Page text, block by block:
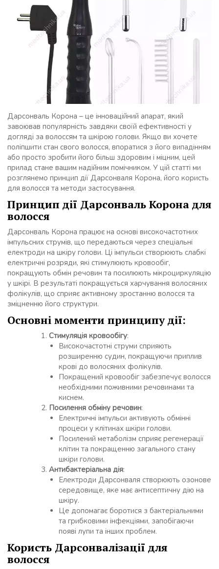
Дарсонваль Корона – це інноваційний апарат, який
завоював популярність завдяки своїй ефективності у
догляді за волоссям та шкірою голови. Якщо ви хочете
поліпшити стан свого волосся, впоратися з його випадінням
або просто зробити його більш здоровим і міцним, цей
прилад стане вашим надійним помічником. У цій статті ми
розглянемо принцип дії Дарсонваля Корона, його користь
для волосся та методи застосування.
Принцип дії Дарсонваль Корона для
волосся
Дарсонваль Корона працює на основі високочастотних
імпульсних струмів, що передаються через спеціальні
електроди на шкіру голови. Ці імпульси створюють слабкі
електричні розряди, які стимулюють кровообіг,
покращують обмін речовин та посилюють мікроциркуляцію
у шкірі. В результаті покращується харчування волосяних
фолікулів, що сприяє активному зростанню волосся та
зміцненню його структури.
Основні моменти принципу дії:
Стимуляція кровообігу:
Високочастотні струми сприяють
розширенню судин, покращуючи приплив
крові до волосяних фолікулів.
Покращений кровообіг забезпечує волосся
необхідними поживними речовинами та
киснем.
Посилення обміну речовин:
Електричні імпульси активують обмінні
процеси у клітинах шкіри голови.
Посилений метаболізм сприяє регенерації
клітин та покращенню загального стану
шкіри голови.
Антибактеріальна дія:
Електроди Дарсонваля створюють озонове
середовище, яке має антисептичну дію на
шкіру.
Це допомагає боротися з бактеріальними
та грибковими інфекціями, запобігаючи
появі лупи та інших проблем.
Користь Дарсонвалізації для
волосся